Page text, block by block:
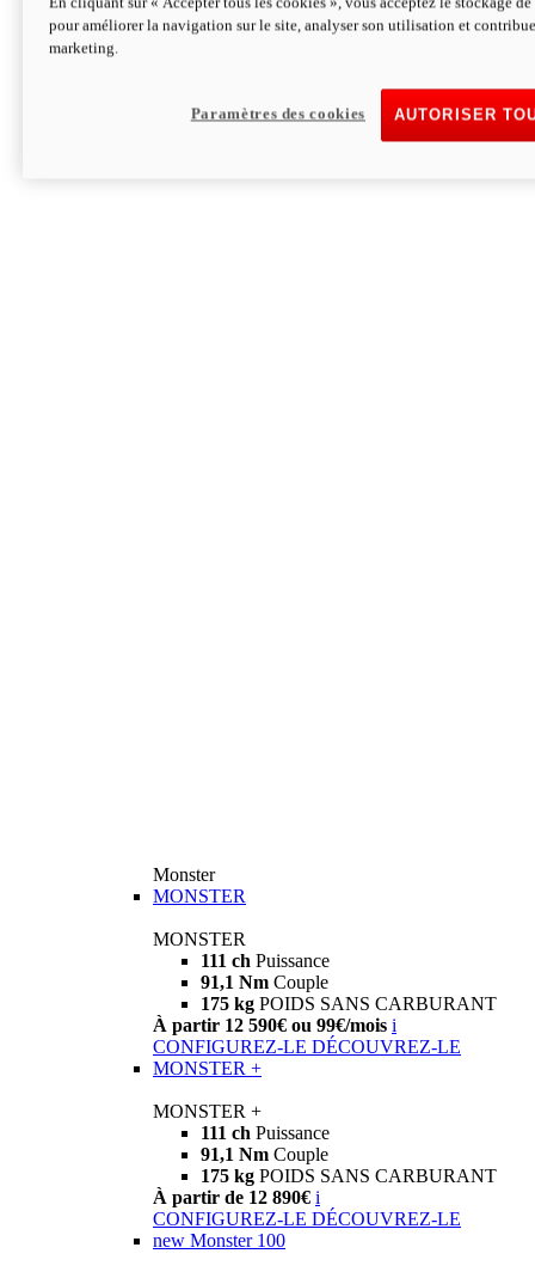
Hypermotard V2 SP 100
Découvrez-le
Monster
MONSTER
MONSTER
111 ch Puissance
91,1 Nm Couple
175 kg POIDS SANS CARBURANT
À partir 12 590€ ou 99€/mois i
CONFIGUREZ-LE DÉCOUVREZ-LE
MONSTER +
MONSTER +
111 ch Puissance
91,1 Nm Couple
175 kg POIDS SANS CARBURANT
À partir de 12 890€ i
CONFIGUREZ-LE DÉCOUVREZ-LE
new Monster 100
pour améliorer la navigation sur le site, analyser son utilisation et
marketing.
AUTORISER
Paramètres des cookies